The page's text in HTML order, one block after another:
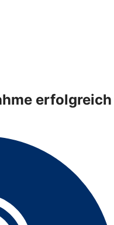
erfolgreich